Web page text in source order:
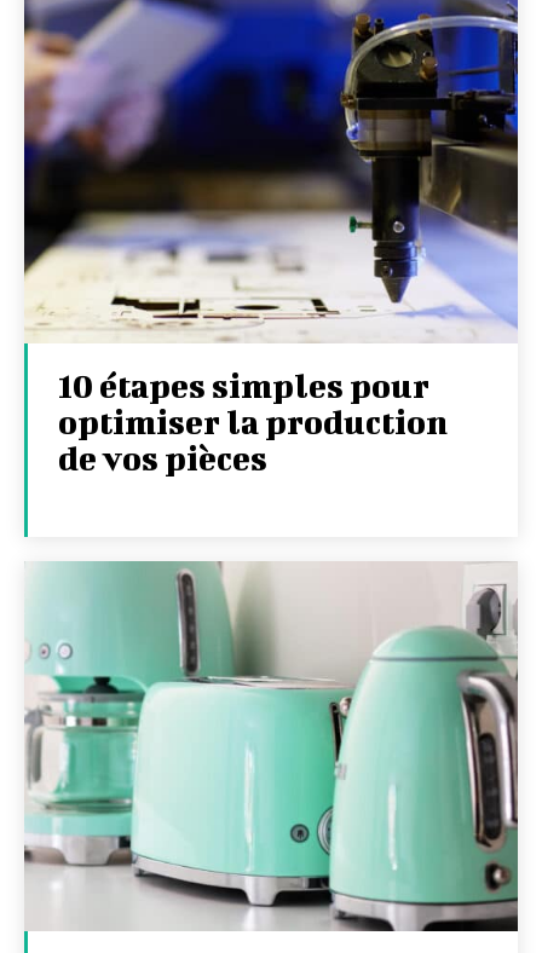
10 étapes simples pour
optimiser la production
de vos pièces